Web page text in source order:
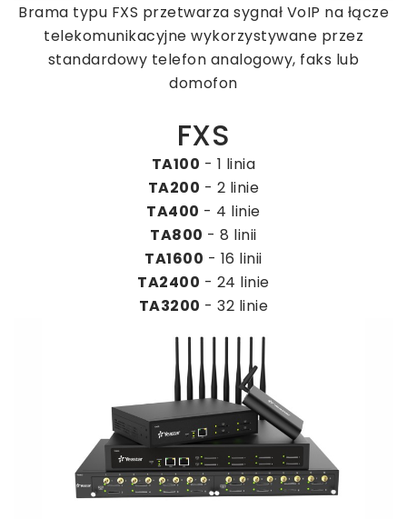
Brama typu FXS przetwarza sygnał VoIP na łącze
telekomunikacyjne wykorzystywane przez
standardowy telefon analogowy, faks lub
domofon
FXS
TA100 - 1 linia
TA200 - 2 linie
TA400 - 4 linie
TA800 - 8 linii
TA1600 - 16 linii
TA2400 - 24 linie
TA3200 - 32 linie